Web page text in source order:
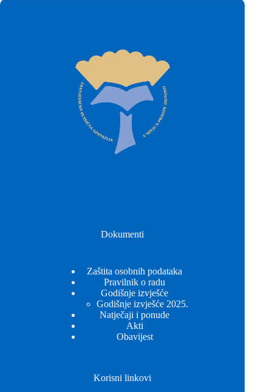
Dokumenti
Zaštita osobnih podataka
Pravilnik o radu
Godišnje izvješće
Godišnje izvješće 2025.
Natječaji i ponude
Akti
Obavijest
Korisni linkovi